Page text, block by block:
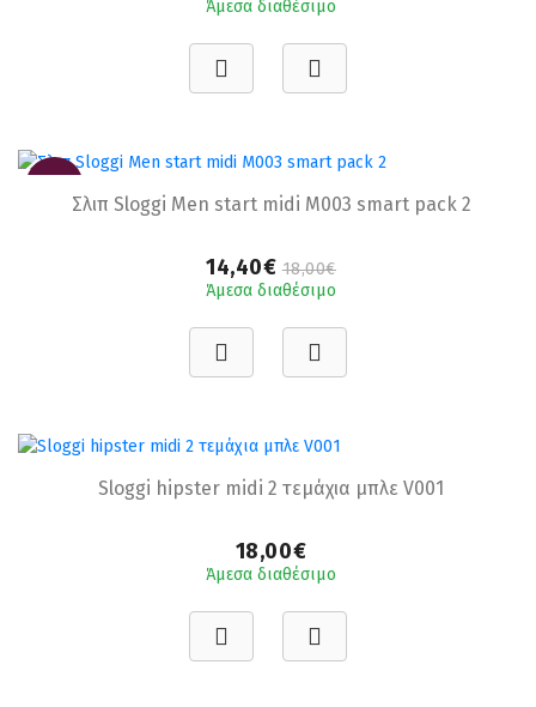
Άμεσα διαθέσιμο
Σλιπ Sloggi Men start midi M003 smart pack 2
14,40€ 18,00€
Άμεσα διαθέσιμο
Sloggi hipster midi 2 τεμάχια μπλε V001
18,00€
Άμεσα διαθέσιμο